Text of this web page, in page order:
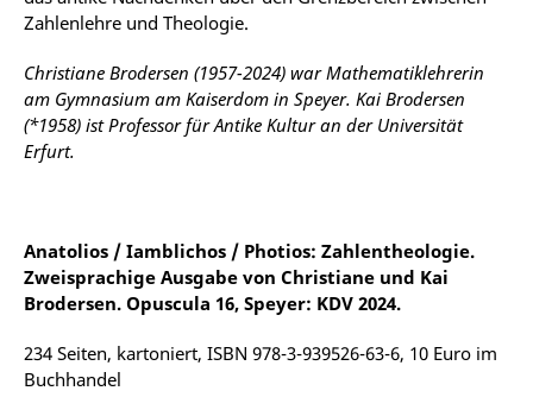
Zahlenlehre und Theologie.
Christiane Brodersen (1957-2024) war Mathematiklehrerin
am Gymnasium am Kaiserdom in Speyer. Kai Brodersen
(*1958) ist Professor für Antike Kultur an der Universität
Erfurt.
Anatolios / Iamblichos / Photios: Zahlentheologie.
Zweisprachige Ausgabe von Christiane und Kai
Brodersen. Opuscula 16, Speyer: KDV 2024.
234 Seiten, kartoniert, ISBN 978-3-939526-63-6, 10 Euro im
Buchhandel